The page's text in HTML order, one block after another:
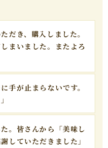
だき、購入しました。
まいました。またよろ
手が止まらないです。
。皆さんから「美味し
していただきました」